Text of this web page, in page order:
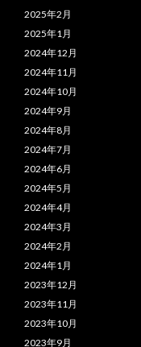
2025年2月
2025年1月
2024年12月
2024年11月
2024年10月
2024年9月
2024年8月
2024年7月
2024年6月
2024年5月
2024年4月
2024年3月
2024年2月
2024年1月
2023年12月
2023年11月
2023年10月
2023年9月